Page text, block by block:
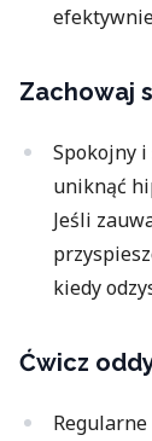
Zachowaj
Spokojny
uniknąć
Jeśli
kiedy
Ćwicz